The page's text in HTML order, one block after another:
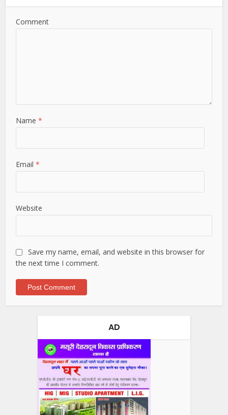
Comment
Name*
Email*
Website
Save my name, email, and website in this browser for
the next time I comment.
AD